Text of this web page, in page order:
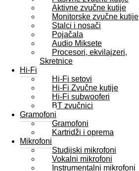
Aktivne zvučne kutije
Monitorske zvučne kutije
Stalci i nosači
Pojačala
Audio Miksete
Procesori, ekvilajzeri,
Skretnice
Hi-Fi
Hi-Fi setovi
Hi-Fi Zvučne kutije
Hi-Fi subwooferi
BT zvučnici
Gramofoni
Gramofoni
Kartridži i oprema
Mikrofoni
Studijski mikrofoni
Vokalni mikrofoni
Instrumentalni mikrofoni